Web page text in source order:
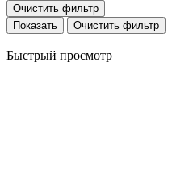
Очистить фильтр
Очистить фильтр
Быстрый просмотр